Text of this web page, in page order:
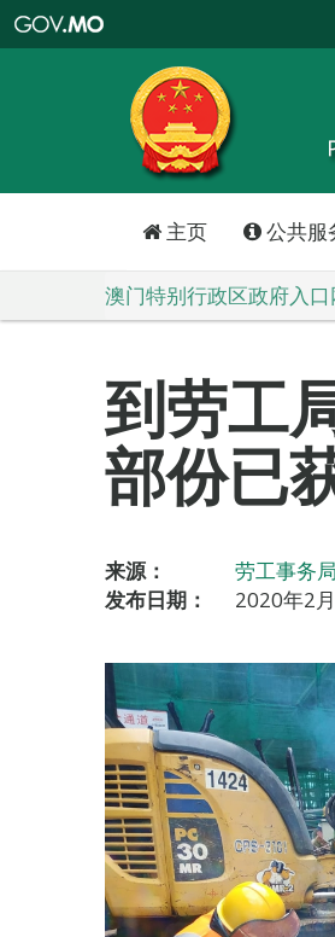
特
政
区
政
口
主页 公共服
澳门特别行政区政府入
到劳工
部份已
来源：
劳工事务局
发布日期：
2020年2